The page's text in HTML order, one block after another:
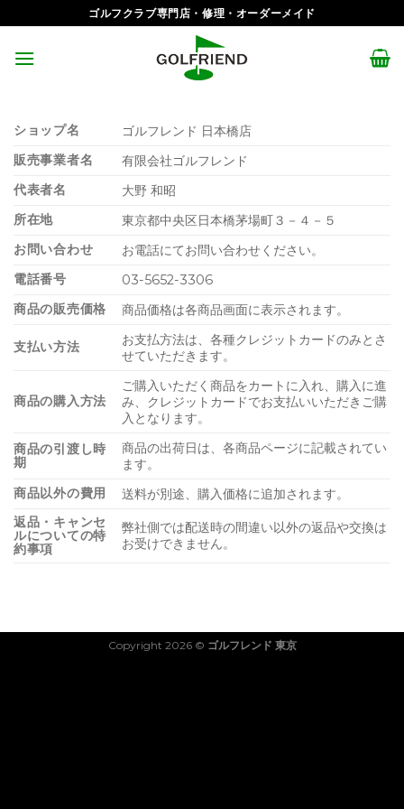
content
ゴルフクラブ専門店・修理・オーダーメイド
ショップ名
ゴルフレンド 日本橋店
販売事業者名
有限会社ゴルフレンド
代表者名
大野 和昭
所在地
東京都中央区日本橋茅場町３－４－５
お問い合わせ
お電話にてお問い合わせください。
電話番号
03-5652-3306
商品の販売価格
商品価格は各商品画面に表示されます。
支払い方法
お支払方法は、各種クレジットカードのみとさ
せていただきます。
商品の購入方法
ご購入いただく商品をカートに入れ、購入に進
み、クレジットカードでお支払いいただきご購
入となります。
商品の引渡し時
期
商品の出荷日は、各商品ページに記載されてい
ます。
商品以外の費用
送料が別途、購入価格に追加されます。
返品・キャンセ
ルについての特
約事項
弊社側では配送時の間違い以外の返品や交換は
お受けできません。
Copyright 2026 © ゴルフレンド 東京